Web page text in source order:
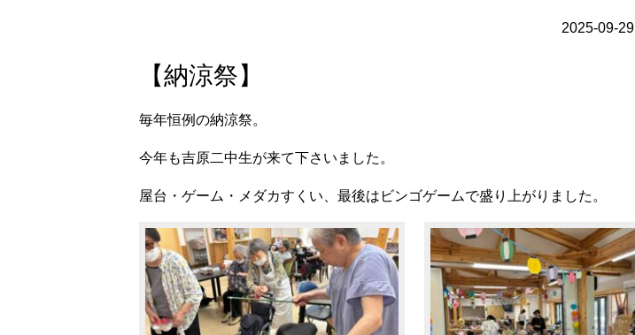
2025-09-29
【納涼祭】
毎年恒例の納涼祭。
今年も吉原二中生が来て下さいました。
屋台・ゲーム・メダカすくい、最後はビンゴゲームで盛り上がりました。